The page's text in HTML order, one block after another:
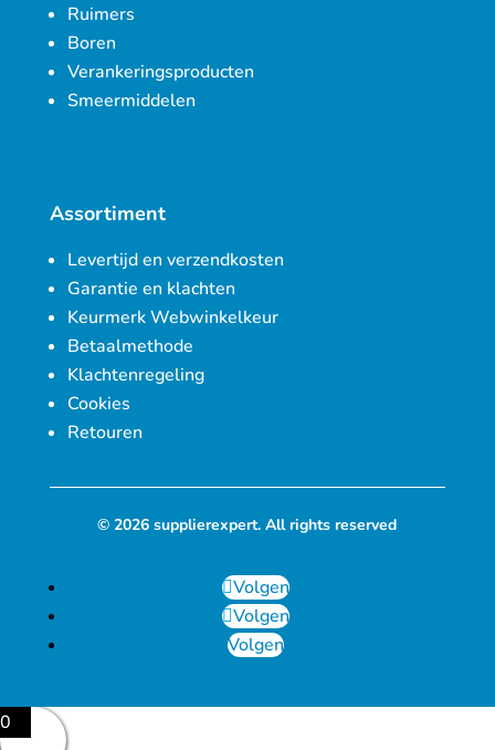
Ruimers
Boren
Verankeringsproducten
Smeermiddelen
Assortiment
Levertijd en verzendkosten
Garantie en klachten
Keurmerk Webwinkelkeur
Betaalmethode
Klachtenregeling
Cookies
Retouren
© 2026 supplierexpert. All rights reserved
Volgen
Volgen
Volgen
0